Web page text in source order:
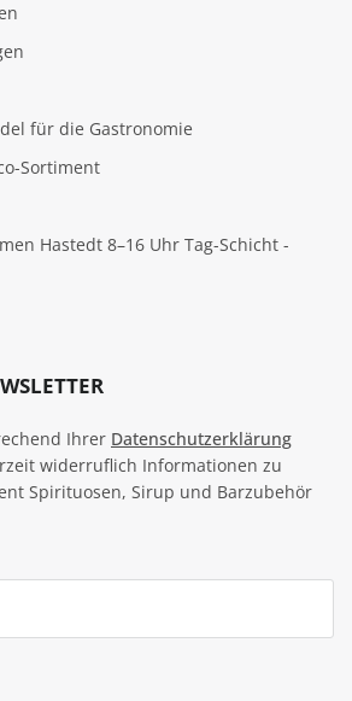
für die Gastronomie
Sortiment
Hastedt 8–16 Uhr Tag-Schicht -
Ihrer Datenschutzerklärung
widerruflich Informationen zu
Spirituosen, Sirup und Barzubehör